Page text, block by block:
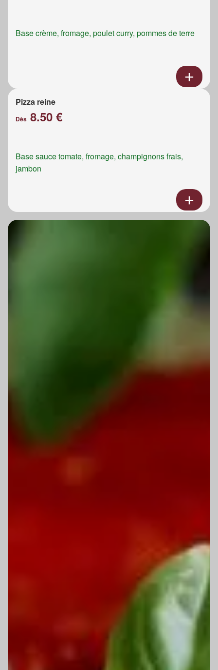
Base crème, fromage, poulet curry, pommes de terre
Pizza reine
Dès 8.50 €
Base sauce tomate, fromage, champignons frais,
jambon